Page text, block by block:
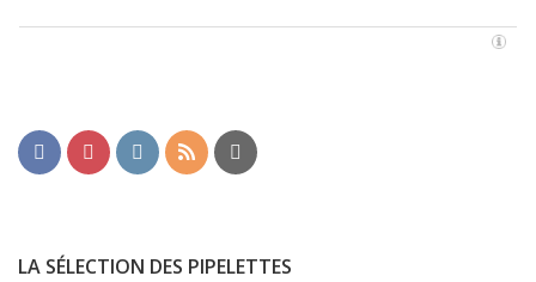
LA SÉLECTION DES PIPELETTES